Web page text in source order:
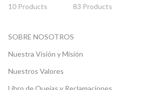
10 Products
83 Products
SOBRE NOSOTROS
Nuestra Visión y Misión
Nuestros Valores
Libro de Quejas y Reclamaciones